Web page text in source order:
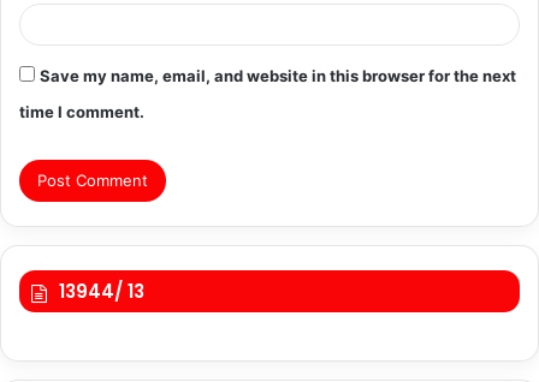
Save my name, email, and website in this browser for the next
time I comment.
13944/ 13